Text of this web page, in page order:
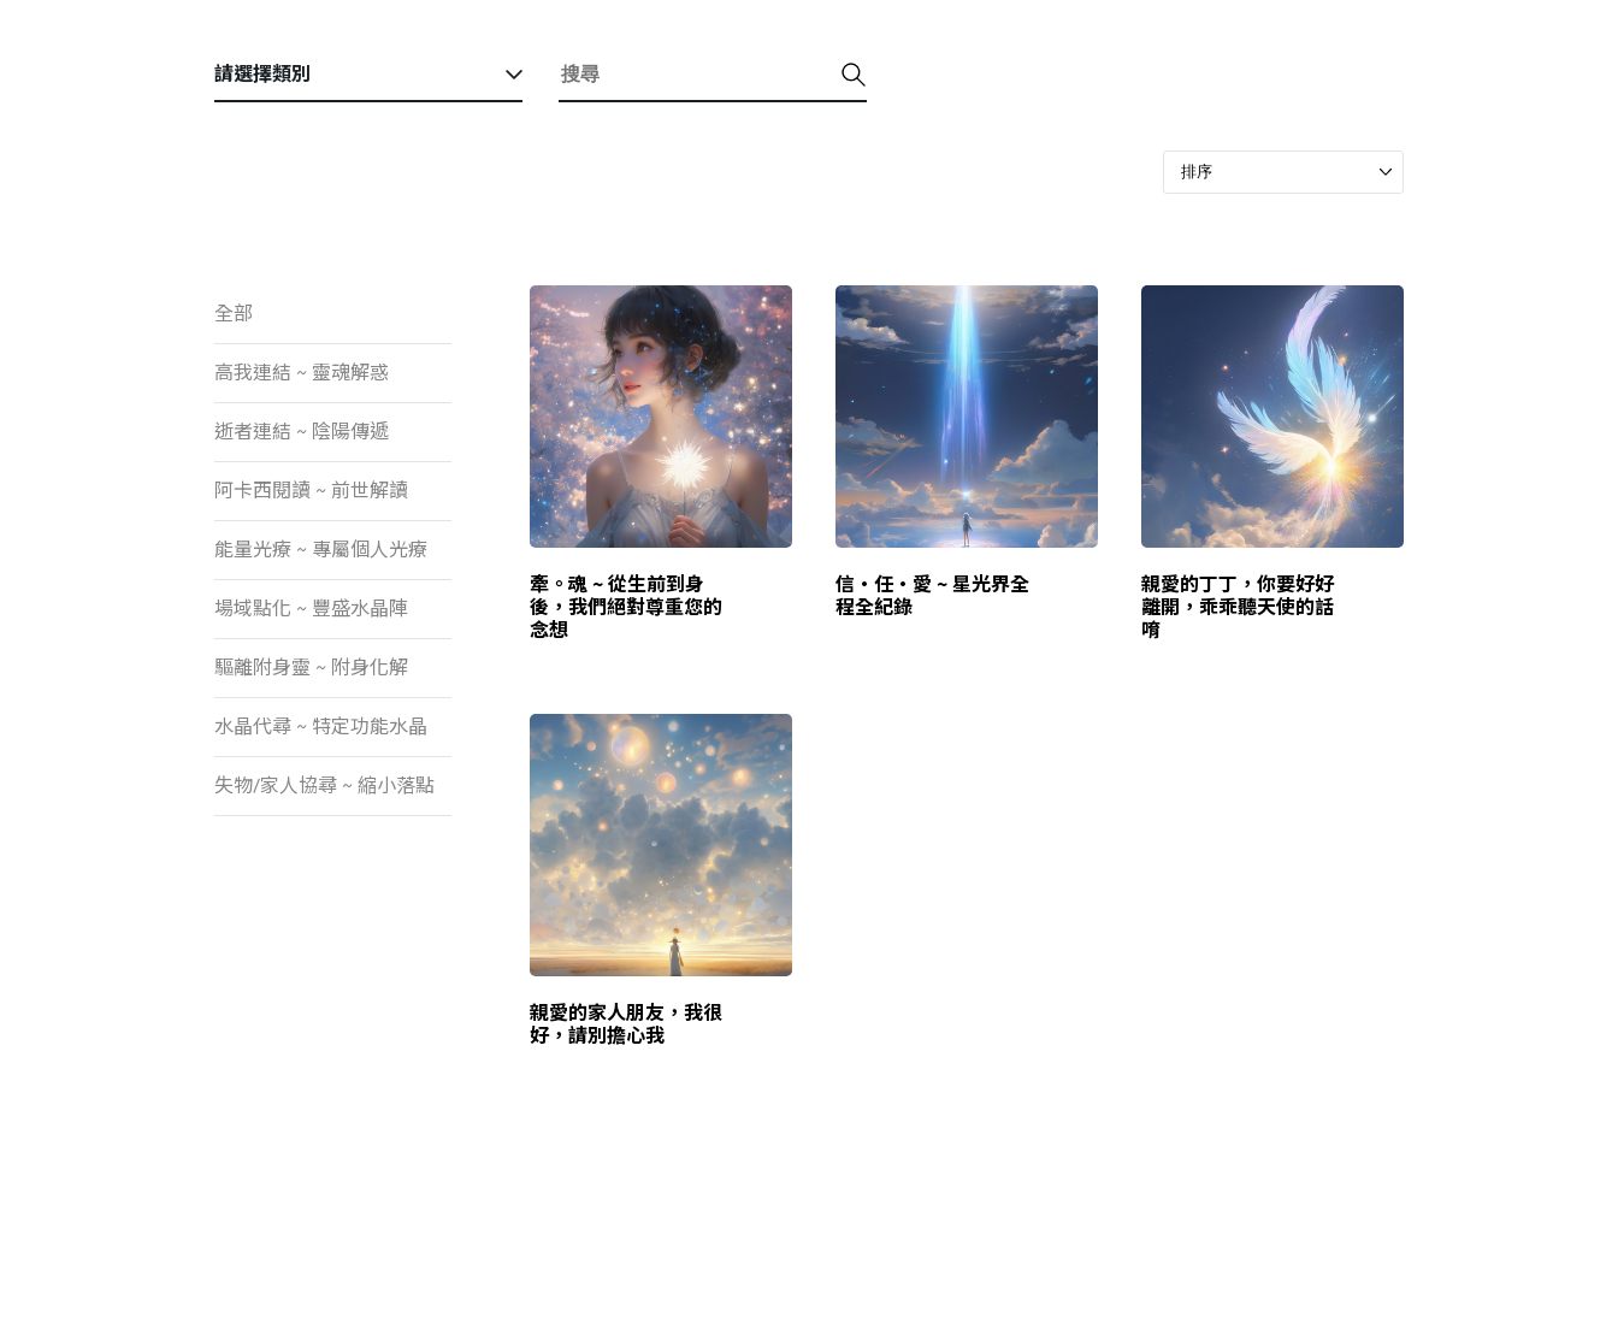
請選擇類別
全部
高我連結 ~ 靈魂解惑
逝者連結 ~ 陰陽傳遞
阿卡西閱讀 ~ 前世解讀
能量光療 ~ 專屬個人光療
場域點化 ~ 豐盛水晶陣
驅離附身靈 ~ 附身化解
水晶代尋 ~ 特定功能水晶
失物/家人協尋 ~ 縮小落點
牽。魂 ~ 從生前到身
後，我們絕對尊重您的
念想
信•任•愛 ~ 星光界全
程全紀錄
親愛的丁丁，你要好好
離開，乖乖聽天使的話
唷
親愛的家人朋友，我很
好，請別擔心我